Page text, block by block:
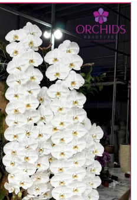
hàng
lan hồ điệp đẹp và
ghép từ nhiều cây hoa
công nên có thể sẽ
sản phẩm thực tế và